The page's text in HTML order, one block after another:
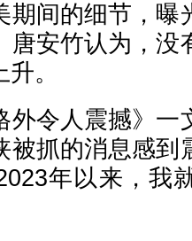
期间的细节，曝
唐安竹认为，没
。
外令人震撼》一
被抓的消息感到
年以来，我